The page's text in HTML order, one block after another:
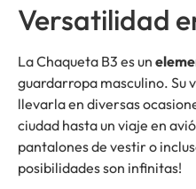
Versatilidad
La Chaqueta B3 es un
guardarropa masculino. Su
llevarla en diversas
ciudad hasta un viaje en
pantalones de vestir o
posibilidades son infinitas!